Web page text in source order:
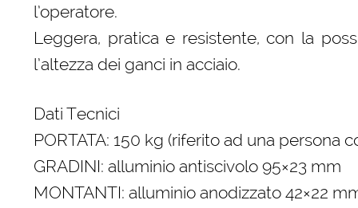
l’operatore.
Leggera, pratica e resistente, con la
l’altezza dei ganci in acciaio.
Dati Tecnici
PORTATA: 150 kg (riferito ad una persona
GRADINI: alluminio antiscivolo 95×23 mm
MONTANTI: alluminio anodizzato 42×22